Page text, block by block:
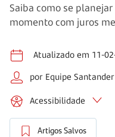
Saiba como se
momento com juros
Atualizado em 11-
por Equipe Santander
Acessibilidade
Artigos Salvos